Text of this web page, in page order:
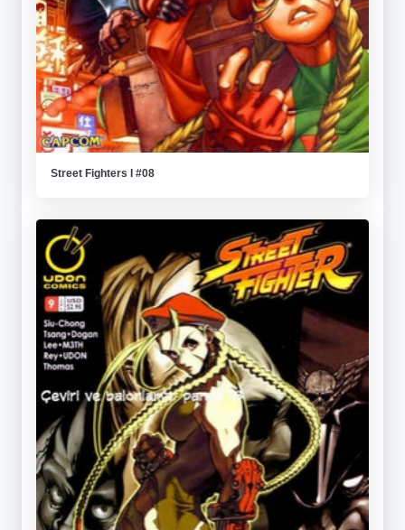
Street Fighters I #08